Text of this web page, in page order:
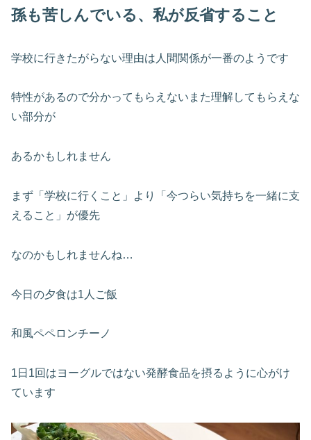
孫も苦しんでいる 、 私が反省すること
学校に行きたがらない理由は人間関係が一番のようです
特性があるので分かってもらえないまた理解してもらえな
い部分が
あるかもしれません
まず「学校に行くこと」より「今つらい気持ちを一緒に支
えること」が優先
なのかもしれませんね…
今日の夕食は1人ご飯
和風ペペロンチーノ
1日1回はヨーグルではない発酵食品を摂るように心がけ
ています